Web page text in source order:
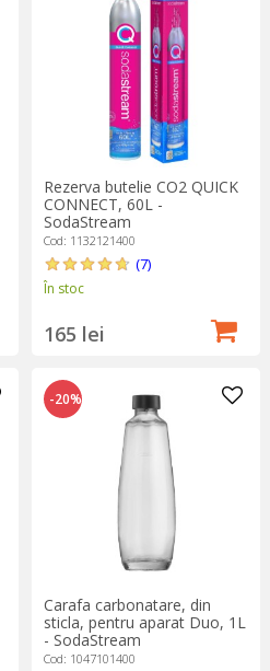
Rezerva butelie CO2 QUICK
CONNECT, 60L -
SodaStream
Cod: 1132121400
(7)
În stoc
165 lei
-20%
Carafa carbonatare, din
sticla, pentru aparat Duo, 1L
- SodaStream
Cod: 1047101400